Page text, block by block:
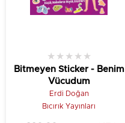
Bitmeyen Sticker - Benim
Vücudum
★ ★ ★ ★ ★
Erdi Doğan
Bıcırık Yayınları